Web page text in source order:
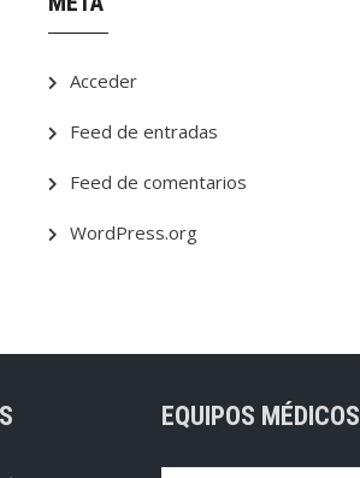
Acceder
Feed de entradas
Feed de comentarios
WordPress.org
EQUIPOS MÉDICOS